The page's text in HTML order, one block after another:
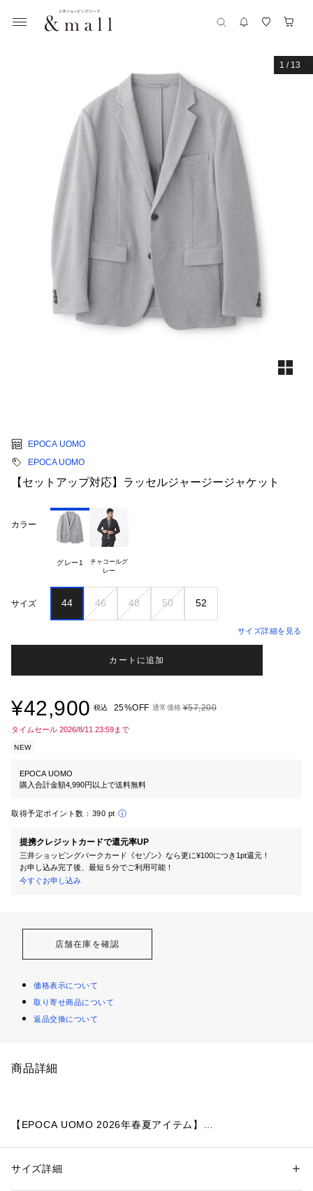
1 / 13
EPOCA UOMO
EPOCA UOMO
【セットアップ対応】ラッセルジャージージャケット
カラー
グレー1
チャコールグ
サイズ 44 46 48 50 52
サイズ詳細を見る
カートに追加
¥42,900 税込 25%OFF 通常価格 ¥57,200
タイムセール 2026/8/11 23:59まで
NEW
EPOCA UOMO
購入合計金額4,990円以上で送料無料
取得予定ポイント数： 390 pt
提携クレジットカードで還元率UP
三井ショッピングパークカード《セゾン》なら更に¥100につき1pt還元！
お申し込み完了後、最短５分でご利用可能！
今すぐお申し込み
店舗在庫を確認
価格表示について
取り寄せ商品について
返品交換について
商品詳細
【EPOCA UOMO 2026年春夏アイテム】
性別：メンズ
サイズ詳細